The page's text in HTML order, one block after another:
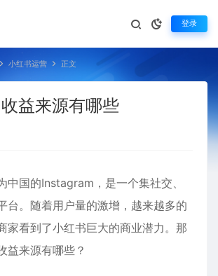
登录
小红书运营 正文
益来源有哪些
中国的Instagram，是一个集社交、
台。随着用户量的激增，越来越多的
家看到了小红书巨大的商业潜力。那
益来源有哪些？